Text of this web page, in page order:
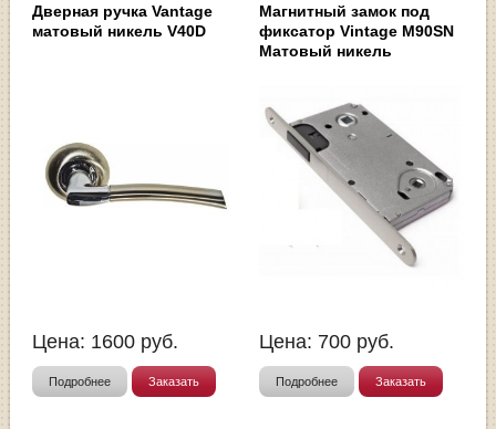
Дверная ручка Vantage
матовый никель V40D
Цена: 1600 руб.
Подробнее Заказать
Магнитный замок под
фиксатор Vintage M90SN
Матовый никель
Цена: 700 руб.
Подробнее Заказать